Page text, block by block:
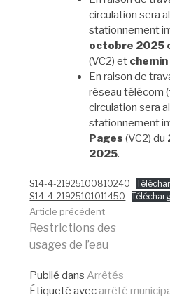
circulation sera
stationnement
octobre 2025
(VC2) et
En raison de
réseau télécom
circulation sera
stationnement
Pages (VC2) du
2025.
S14-4-21925100810240
S14-4-21925101011450
Lire
la
Article précédent
Restrictions des
usages de l’eau
Publié dans Arrêtés
Étiqueté avec arrêté